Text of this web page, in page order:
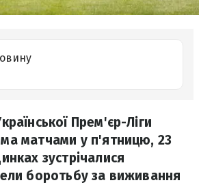
Прем'єр-Ліги
матчами у п'ятницю, 23
зустрічалися
боротьбу за виживання